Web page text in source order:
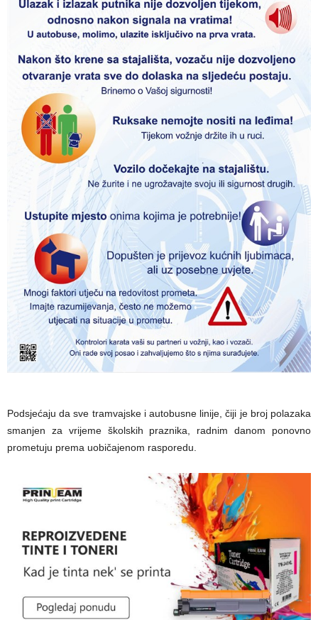
Podsjećaju da sve tramvajske i autobusne linije, čiji je broj polazaka
smanjen za vrijeme školskih praznika, radnim danom ponovno
prometuju prema uobičajenom rasporedu.